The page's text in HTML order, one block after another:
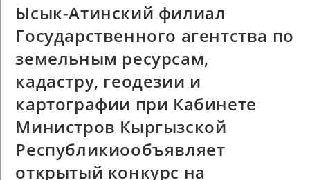
Ысык-Атинский филиал
Государственного агентства по
земельным ресурсам,
кадастру, геодезии и
картографии при Кабинете
Министров Кыргызской
Республикиообъявляет
открытый конкурс на